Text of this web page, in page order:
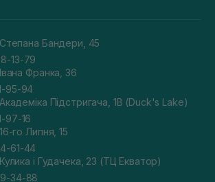
Степана Бандери, 45
13-79
Франка, 36
95-94
Підстригача, 1В (Duck's Lake)
97-16
го Липня, 15
61-44
і Гудачека, 23 (ТЦ Екватор)
34-88